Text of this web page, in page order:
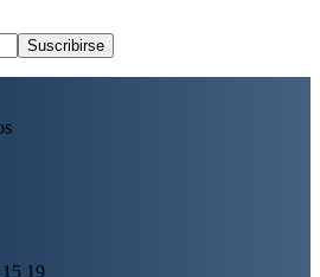
Suscribirse
19